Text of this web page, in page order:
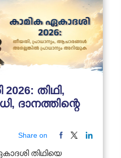
തിഥി,
ദാനത്തിന്റെ
Share on
തിഥിയെ